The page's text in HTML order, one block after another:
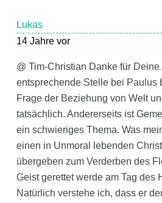
Lukas
14 Jahre vor
@ Tim-Christian Danke für Deine
entsprechende Stelle bei Paulus
Frage der Beziehung von Welt
tatsächlich. Andererseits ist
ein schwieriges Thema. Was
einen in Unmoral lebenden
übergeben zum Verderben des
Geist gerettet werde am Tag des
Natürlich verstehe ich, dass er